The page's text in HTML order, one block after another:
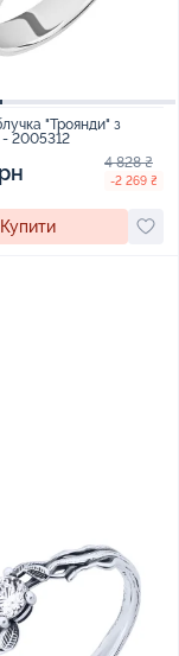
"Троянди" з
- 2005312
4 828 ₴
-2 269 ₴
Купити